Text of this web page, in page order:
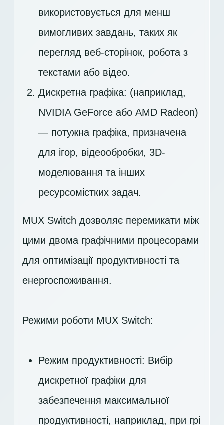
використовується для менш
вимогливих завдань, таких як
перегляд веб-сторінок, робота з
текстами або відео.
Дискретна графіка: (наприклад,
NVIDIA GeForce або AMD Radeon)
— потужна графіка, призначена
для ігор, відеообробки, 3D-
моделювання та інших
ресурсомістких задач.
MUX Switch дозволяє перемикати між
цими двома графічними процесорами
для оптимізації продуктивності та
енергоспоживання.
Режими роботи MUX Switch:
Режим продуктивності: Вибір
дискретної графіки для
забезпечення максимальної
продуктивності, наприклад, при грі